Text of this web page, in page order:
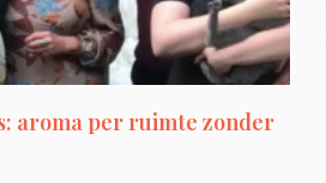
aroma per ruimte zonder